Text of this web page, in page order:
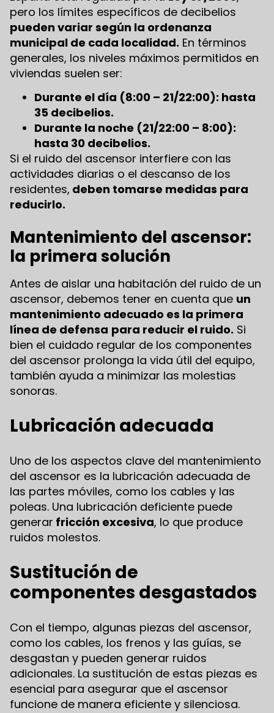
pero los límites específicos de decibelios
pueden variar según la ordenanza
municipal de cada localidad. En términos
generales, los niveles máximos permitidos en
viviendas suelen ser:
Durante el día (8:00 – 21/22:00): hasta
35 decibelios.
Durante la noche (21/22:00 – 8:00):
hasta 30 decibelios.
Si el ruido del ascensor interfiere con las
actividades diarias o el descanso de los
residentes, deben tomarse medidas para
reducirlo.
Mantenimiento del ascensor:
la primera solución
Antes de aislar una habitación del ruido de un
ascensor, debemos tener en cuenta que un
mantenimiento adecuado es la primera
línea de defensa para reducir el ruido. Si
bien el cuidado regular de los componentes
del ascensor prolonga la vida útil del equipo,
también ayuda a minimizar las molestias
sonoras.
Lubricación adecuada
Uno de los aspectos clave del mantenimiento
del ascensor es la lubricación adecuada de
las partes móviles, como los cables y las
poleas. Una lubricación deficiente puede
generar fricción excesiva, lo que produce
ruidos molestos.
Sustitución de
componentes desgastados
Con el tiempo, algunas piezas del ascensor,
como los cables, los frenos y las guías, se
desgastan y pueden generar ruidos
adicionales. La sustitución de estas piezas es
esencial para asegurar que el ascensor
funcione de manera eficiente y silenciosa.